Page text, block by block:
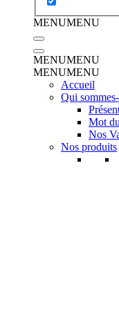
MENUMENU
MENUMENU
MENUMENU
Accueil
Qui
Mot
Nos
Nos produits